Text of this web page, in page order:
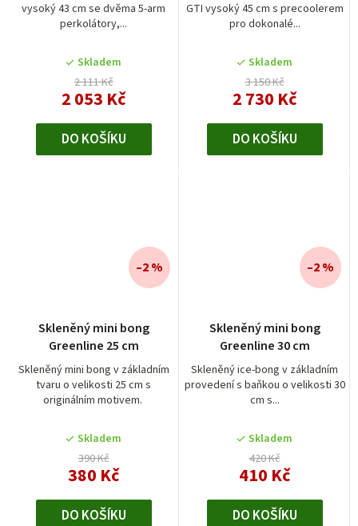
vysoký 43 cm se dvěma 5-arm
perkolátory,...
Skladem
2 111 Kč
2 053 Kč
DO KOŠÍKU
GTI vysoký 45 cm s precoolerem
pro dokonalé...
Skladem
3 150 Kč
2 730 Kč
DO KOŠÍKU
Skleněný mini bong
Greenline 25 cm
Skleněný mini bong v základním
tvaru o velikosti 25 cm s
originálním motivem.
Skladem
390 Kč
380 Kč
–2 %
DO KOŠÍKU
Skleněný mini bong
Greenline 30 cm
Skleněný ice-bong v základním
provedení s baňkou o velikosti 30
cm s...
Skladem
420 Kč
410 Kč
–2 %
DO KOŠÍKU